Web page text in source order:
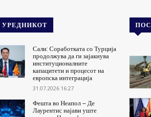
УРЕДНИКОТ
Сали: Соработката со Турција
продолжува да ги зајакнува
институционалните
капацитети и процесот на
европска интеграција
31.07.2026 16:27
Фешта во Неапол – Де
Лаурентис најави уште